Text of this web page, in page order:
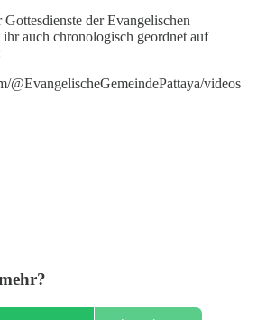
der Evangelischen
auch chronologisch geordnet auf
@EvangelischeGemeindePattaya/videos